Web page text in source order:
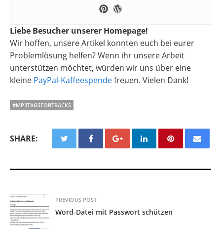
Liebe Besucher unserer Homepage!
Wir hoffen, unsere Artikel konnten euch bei eurer
Problemlösung helfen? Wenn ihr unsere Arbeit
unterstützen möchtet, würden wir uns über eine
kleine PayPal-Kaffeespendefreuen. Vielen Dank!
#MP3TAGSFORTRACKS
SHARE:
PREVIOUS POST
Word-Datei mit Passwort schützen